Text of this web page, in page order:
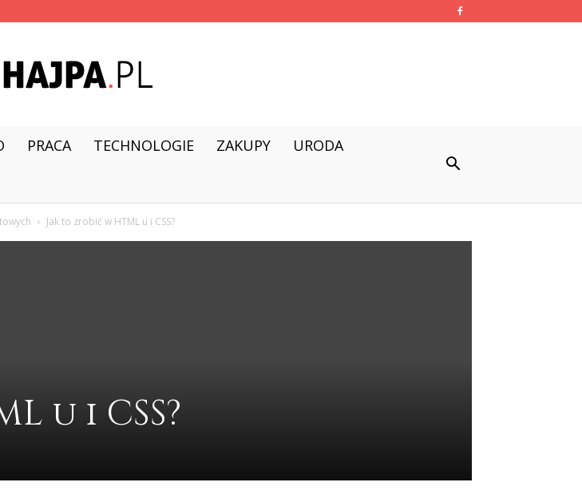
hajpa.pl
PRACA TECHNOLOGIE ZAKUPY
URODA
Jak to zrobić w HTML u i CSS?
u i CSS?